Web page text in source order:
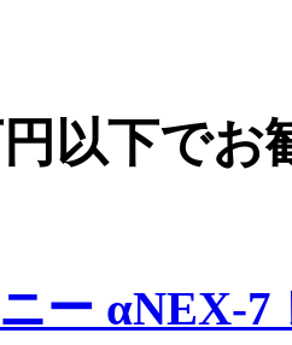
以下でお
ー αNEX-7